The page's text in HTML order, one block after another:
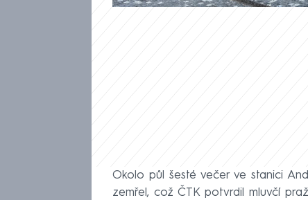
Okolo půl šesté večer ve stanici
zemřel, což ČTK potvrdil mluvčí